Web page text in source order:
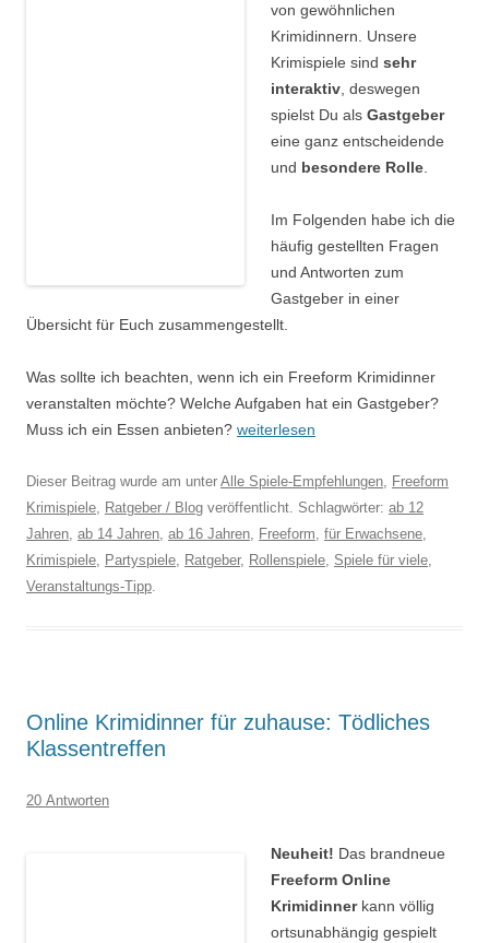
von gewöhnlichen
Krimidinnern. Unsere
Krimispiele sind sehr
interaktiv, deswegen
spielst Du als Gastgeber
eine ganz entscheidende
und besondere Rolle.
Im Folgenden habe ich die
häufig gestellten Fragen
und Antworten zum
Gastgeber in einer
Übersicht für Euch zusammengestellt.
Was sollte ich beachten, wenn ich ein Freeform Krimidinner
veranstalten möchte? Welche Aufgaben hat ein Gastgeber?
Muss ich ein Essen anbieten? weiterlesen
Dieser Beitrag wurde am unter Alle Spiele-Empfehlungen, Freeform
Krimispiele, Ratgeber / Blog veröffentlicht. Schlagwörter: ab 12
Jahren, ab 14 Jahren, ab 16 Jahren, Freeform, für Erwachsene,
Krimispiele, Partyspiele, Ratgeber, Rollenspiele, Spiele für viele,
Veranstaltungs-Tipp.
Online Krimidinner für zuhause: Tödliches
Klassentreffen
20 Antworten
Neuheit! Das brandneue
Freeform Online
Krimidinnerkann völlig
ortsunabhängig gespielt